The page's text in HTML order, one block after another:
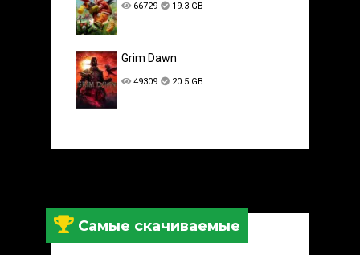
66729 19.3 GB
Grim Dawn
49309 20.5 GB
Самые скачиваемые